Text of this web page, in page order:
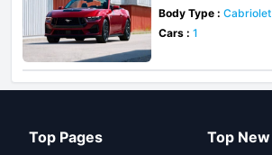
Body Type : Cabriolet
Cars : 1
Top Pages Top New